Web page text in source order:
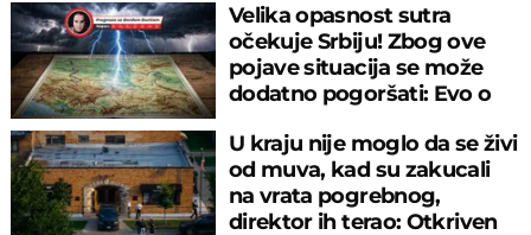
Velika opasnost sutra
očekuje Srbiju! Zbog ove
pojave situacija se može
dodatno pogoršati: Evo o
U kraju nije moglo da se živi
od muva, kad su zakucali
na vrata pogrebnog,
direktor ih terao: Otkriven